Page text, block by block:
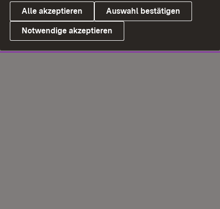
Alle akzeptieren Auswahl bestätigen
Notwendige akzeptieren